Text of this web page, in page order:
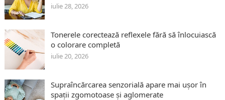
iulie 28, 2026
Tonerele corectează reflexele fără să înlocuiască
o colorare completă
iulie 20, 2026
Supraîncărcarea senzorială apare mai ușor în
spații zgomotoase și aglomerate